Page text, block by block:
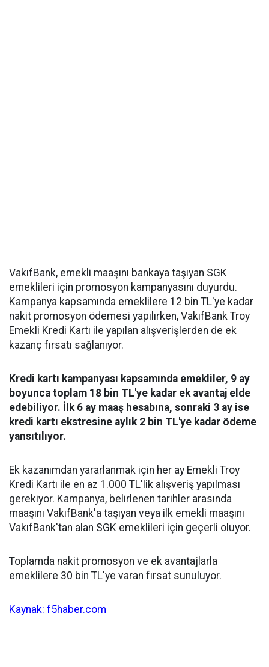
VakıfBank, emekli maaşını bankaya taşıyan SGK
emeklileri için promosyon kampanyasını duyurdu.
Kampanya kapsamında emeklilere 12 bin TL'ye kadar
nakit promosyon ödemesi yapılırken, VakıfBank Troy
Emekli Kredi Kartı ile yapılan alışverişlerden de ek
kazanç fırsatı sağlanıyor.
Kredi kartı kampanyası kapsamında emekliler, 9 ay
boyunca toplam 18 bin TL'ye kadar ek avantaj elde
edebiliyor. İlk 6 ay maaş hesabına, sonraki 3 ay ise
kredi kartı ekstresine aylık 2 bin TL'ye kadar ödeme
yansıtılıyor.
Ek kazanımdan yararlanmak için her ay Emekli Troy
Kredi Kartı ile en az 1.000 TL'lik alışveriş yapılması
gerekiyor. Kampanya, belirlenen tarihler arasında
maaşını VakıfBank'a taşıyan veya ilk emekli maaşını
VakıfBank'tan alan SGK emeklileri için geçerli oluyor.
Toplamda nakit promosyon ve ek avantajlarla
emeklilere 30 bin TL'ye varan fırsat sunuluyor.
Kaynak: f5haber.com